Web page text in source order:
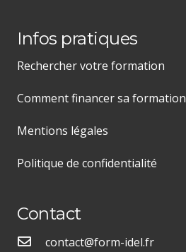
Infos pratiques
Rechercher votre formation
Comment financer sa formation
Mentions légales
Politique de confidentialité
Contact
contact@form-idel.fr